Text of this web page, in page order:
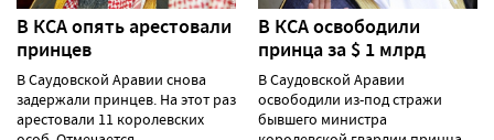
В КСА опять арестовали
принцев
В Саудовской Аравии снова
задержали принцев. На этот раз
арестовали 11 королевских
В КСА освободили
принца за $ 1 млрд
В Саудовской Аравии
освободили из-под стражи
бывшего министра